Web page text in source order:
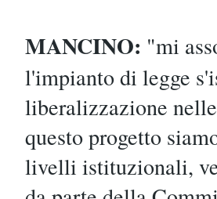
MANCINO: "mi
l'impianto di legge
liberalizzazione
questo progetto
livelli istituzionali,